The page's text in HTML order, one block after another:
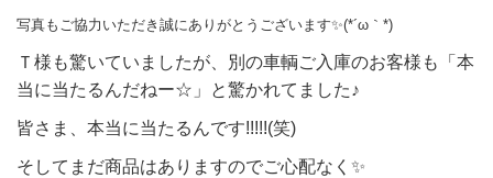
写真もご協力いただき誠にありがとうございます✨(*´ω｀*)
Ｔ様も驚いていましたが、別の車輌ご入庫のお客様も「本
当に当たるんだねー☆」と驚かれてました♪
皆さま、本当に当たるんです!!!!!(笑)
そしてまだ商品はありますのでご心配なく✨